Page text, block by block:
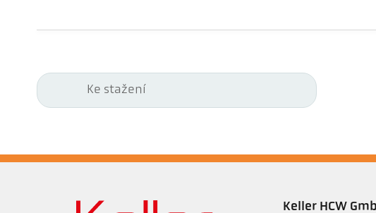
Ke stažení
Keller HCW